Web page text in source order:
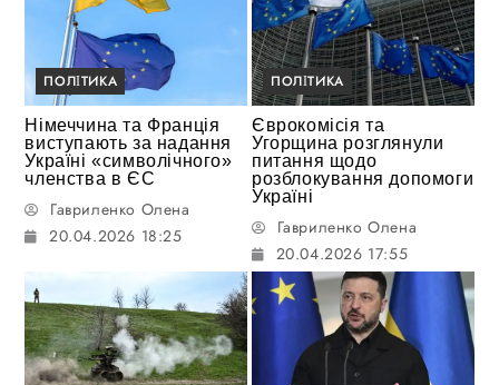
ПОЛІТИКА
Німеччина та Франція
виступають за надання
Україні «символічного»
членства в ЄС
Гавриленко Олена
20.04.2026 18:25
ПОЛІТИКА
Єврокомісія та
Угорщина розглянули
питання щодо
розблокування допомоги
Україні
Гавриленко Олена
20.04.2026 17:55